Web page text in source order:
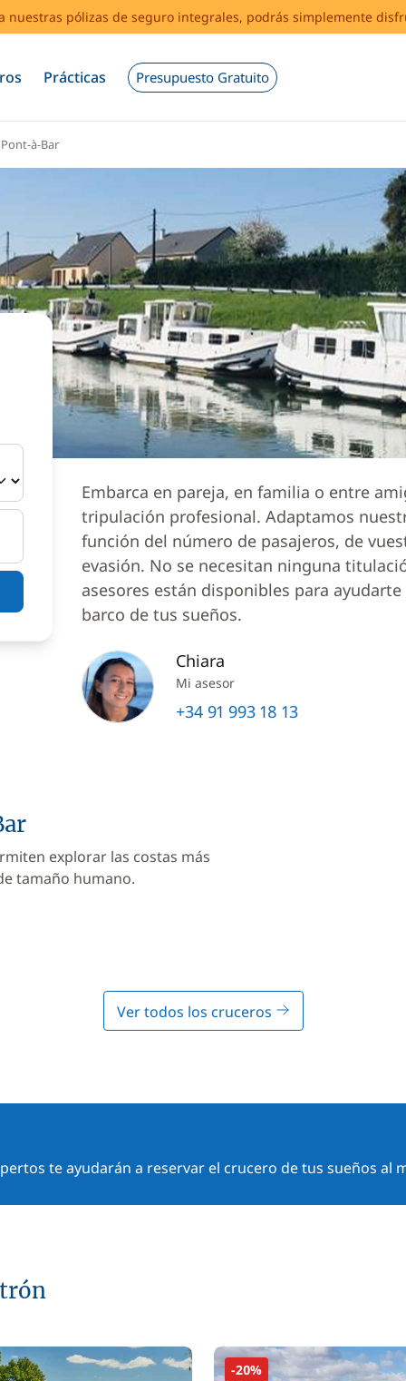
nuestras pólizas de seguro integrales, podrás simplemente
Prácticas Presupuesto Gratuito
Pont-à-Bar
Embarca en pareja, en familia o entre
tripulación profesional. Adaptamos
función del número de pasajeros, de
evasión. No se necesitan ninguna
asesores están disponibles para
barco de tus sueños.
Chiara
Mi asesor
+34 91 993 18 13
explorar las costas más
tamaño humano.
Ver todos los cruceros
te ayudarán a reservar el crucero de tus sueños al
-20%